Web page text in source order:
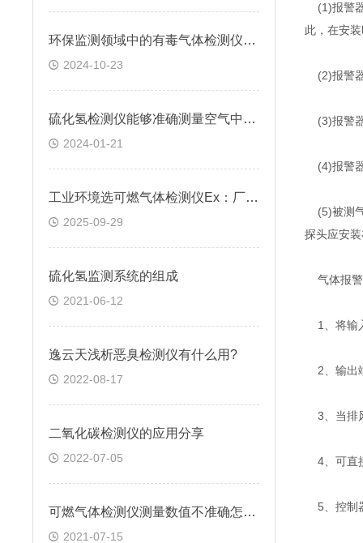
环保监测领域中的有毒气体检测仪应用情况
2024-10-23
硫化氢检测仪能够准确测量空气中硫化氢的浓度和比例
2024-01-21
工业环境选可燃气体检测仪Ex：厂家解答常见疑问，选对才安全
2025-09-29
硫化氢监测系统的组成
2021-06-12
逸云天浅析恶臭检测仪有什么用?
2022-08-17
二氧化碳检测仪的应用分享
2022-07-05
可燃气体检测仪测量数值不准确怎么办
2021-07-15
(1)报警器
此，在安
(2)报警
(3)报警器
(4)报警器
(5)被测气
探头应安
气体报警
1、将输
2、输出
3、当排
4、可直
5、控制